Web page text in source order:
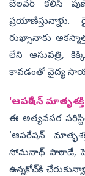
బేలవర్ కలిసి
రుఖ్సానాకు
లేని ఆసుపత్రి,
కావడంతో వైద్య
'ఆపరేషన్
ఈ అత్యవసర
'ఆపరేషన్
సోమనాథ్ పాఠాడే,
ఉన్న కోచ్‌కి